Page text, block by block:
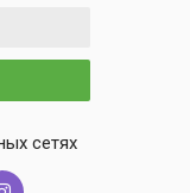
сетях